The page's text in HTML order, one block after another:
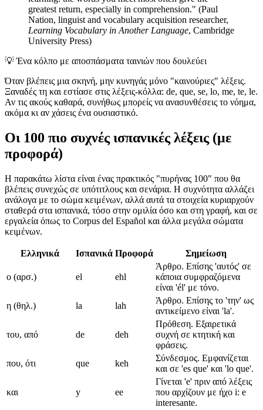
greatest return, especially in comprehension." (Paul
Nation, linguist and vocabulary acquisition researcher,
Learning Vocabulary in Another Language, Cambridge
University Press)
💡 Ένα κόλπο με αποσπάσματα ταινιών που δουλεύει
Όταν βλέπεις μια σκηνή, μην κυνηγάς μόνο "καινούριες" λέξεις.
Ξαναδές τη και εστίασε στις λέξεις-κόλλα: de, que, se, lo, me, te, le.
Αν τις ακούς καθαρά, συνήθως μπορείς να ανασυνθέσεις το νόημα,
ακόμα κι αν χάσεις ένα ουσιαστικό.
Οι 100 πιο συχνές ισπανικές λέξεις (με
προφορά)
Η παρακάτω λίστα είναι ένας πρακτικός "πυρήνας 100" που θα
βλέπεις συνεχώς σε υπότιτλους και σενάρια. Η συχνότητα αλλάζει
ανάλογα με το σώμα κειμένων, αλλά αυτά τα στοιχεία κυριαρχούν
σταθερά στα ισπανικά, τόσο στην ομιλία όσο και στη γραφή, και σε
εργαλεία όπως το Corpus del Español και άλλα μεγάλα σώματα
κειμένων.
Ελληνικά Ισπανικά Προφορά Σημείωση
ο (αρσ.) el ehl
Άρθρο. Επίσης 'αυτός' σε
κάποια συμφραζόμενα
είναι 'él' με τόνο.
η (θηλ.)
la lah
Άρθρο. Επίσης το 'την' ως
αντικείμενο είναι 'la'.
του, από de deh
Πρόθεση. Εξαιρετικά
συχνή σε κτητική και
φράσεις.
που, ότι
que keh
Σύνδεσμος. Εμφανίζεται
και σε 'es que' και 'lo que'.
και y ee
Γίνεται 'e' πριν από λέξεις
που αρχίζουν με ήχο i: e
interesante.